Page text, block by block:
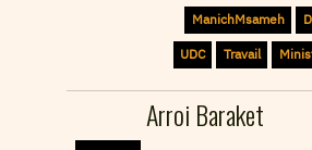
ManichMsameh
Travail
UDC
Arroi Baraket